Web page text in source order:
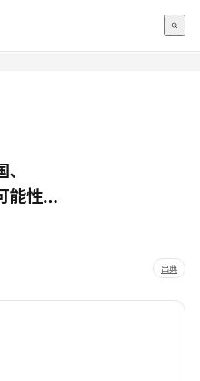
能性…
出典